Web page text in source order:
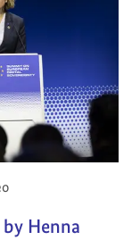
Henna